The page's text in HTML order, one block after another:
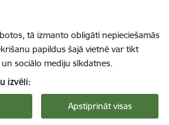
tā izmanto obligāti nepieciešamās
papildus šajā vietnē var tikt
sociālo mediju sīkdatnes.
izvēli:
Apstiprināt visas